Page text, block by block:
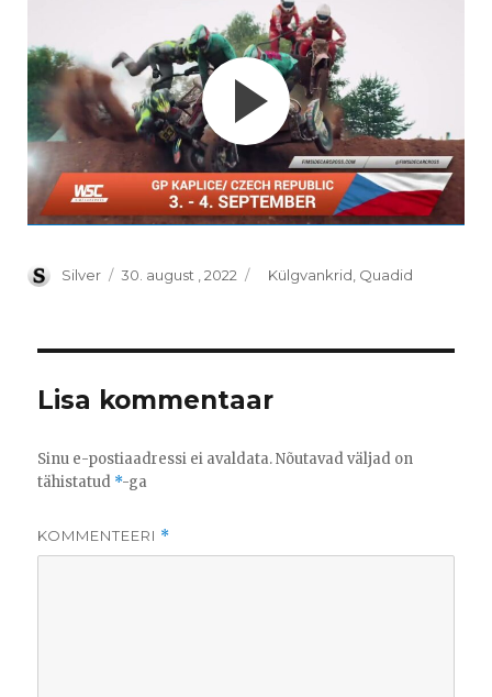
Author
Silver
Posted
30. august , 2022 Categories
Külgvankrid, Quadid
Lisa kommentaar
Sinu e-postiaadressi ei avaldata. Nõutavad väljad on
tähistatud *-ga
KOMMENTEERI *